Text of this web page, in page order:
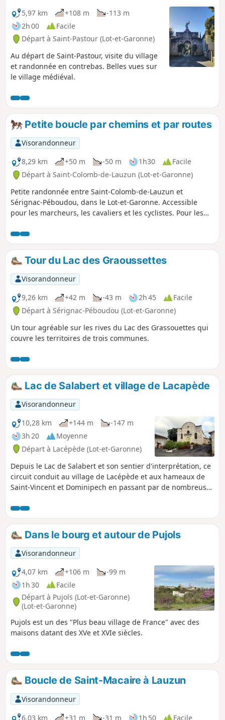
5,97 km
+108 m
-113 m
2h 00
Facile
Départ à Saint-Pastour (Lot-et-Garonne)
Au départ de Saint-Pastour, visite du village
et randonnée en contrebas. Belles vues sur
le village médiéval.
Petite boucle par chemins et par routes
Visorandonneur
8,29 km
+50 m -50 m 1h30
Facile
Départ à Saint-Colomb-de-Lauzun (Lot-et-Garonne)
Petite randonnée entre Saint-Colomb-de-Lauzun et
Sérignac-Péboudou, dans le Lot-et-Garonne. Accessible
pour les marcheurs, les cavaliers et les cyclistes. Pour les
approximativement une heure/une heure trente.
Tour du Lac des Graoussettes
Visorandonneur
9,26 km
+42 m -43 m 2h 45
Facile
Départ à Sérignac-Péboudou (Lot-et-Garonne)
Un tour agréable sur les rives du Lac des Grassouettes qui
couvre les territoires de trois communes.
Lac de Salabert et village de Lacapède
Visorandonneur
10,28 km
+144 m
-147 m
3h 20
Moyenne
Départ à Lacépède (Lot-et-Garonne)
Depuis le Lac de Salabert et son sentier d'interprétation, ce
circuit conduit au village de Lacépède et aux hameaux de
Saint-Vincent et Dominipech en passant par de nombreuses
Dans le bourg et autour de Pujols
Visorandonneur
4,07 km
+106 m
-99 m
1h 30
Facile
Départ à Pujols (Lot-et-Garonne)
(Lot-et-Garonne)
Pujols est un des "Plus beau village de France" avec des
maisons datant des XVe et XVIe siècles.
Boucle de Saint-Macaire à Lauzun
Visorandonneur
6,03 km
+31 m -31 m 1h 50
Facile